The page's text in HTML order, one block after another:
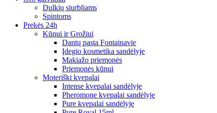
Dulkių siurbliams
Spintoms
Prekės 24h
Kūnui ir Grožiui
Dantų pasta Fontainavie
Įdegio kosmetika sandėlyje
Makiažo priemonės
Priemonės kūnui
Moteriški kvepalai
Intense kvepalai sandėlyje
Pheromone kvepalai sandėlyje
Pure kvepalai sandėlyje